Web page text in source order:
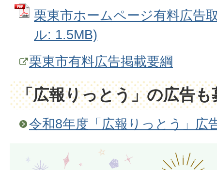
栗東市ホームページ有料広告
ル: 1.5MB)
栗東市有料広告掲載要綱
「広報りっとう」の広告も
令和8年度「広報りっとう」広